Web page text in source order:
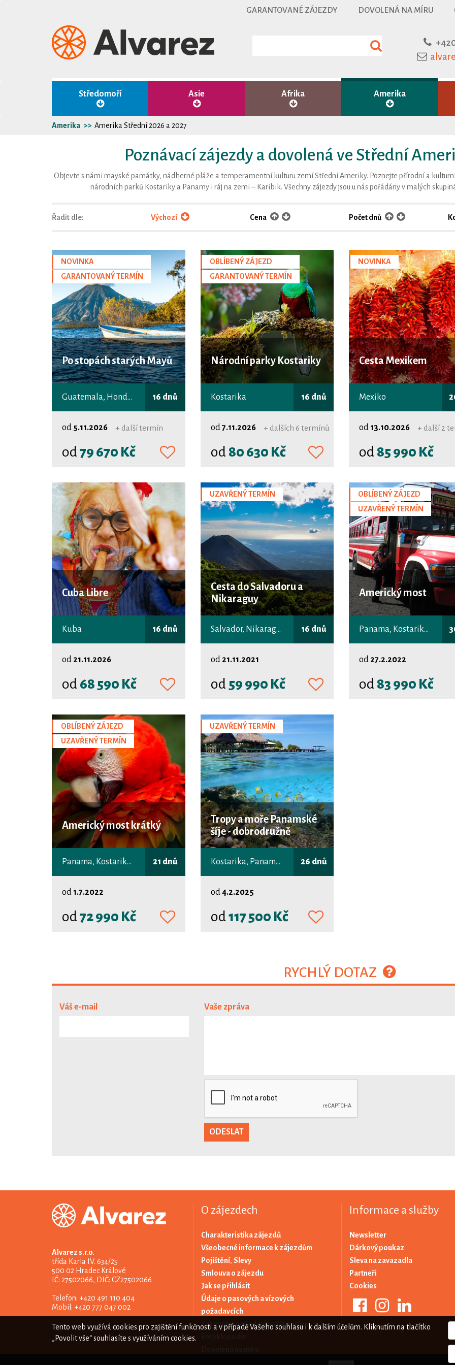
Tento web využívá cookies pro zajištění funkčnosti a v případě Vašeho souhlasu i k dalším účelům. Kliknutím na tlačítko
„Povolit vše“ souhlasíte s využíváním cookies.
GARANTOVANÉ ZÁJEZDY DOVOLENÁ NA MÍRU
Středomoří Asie Afrika Amerika
Amerika Amerika Střední 2026 a 2027
Poznávací zájezdy a dovolená ve Střední
Objevte s námi mayské památky, nádherné pláže a temperamentní kulturu zemí Střední Ameriky. Poznejte přírodní a
národních parků Kostariky a Panamy i ráj na zemi – Karibik. Všechny zájezdy jsou u nás pořádány v malých
Řadit dle: Výchozí Cena Počet dnů
NOVINKA
GARANTOVANÝ TERMÍN
Po stopách starých Mayů
Guatemala, Honduras 16 dnů
od 5.11.2026 + další termín
od79 670 Kč
OBLÍBENÝ ZÁJEZD
GARANTOVANÝ TERMÍN
Národní parky Kostariky
Kostarika 16 dnů
od 7.11.2026 + dalších 6 termínů
od 80 630 Kč
NOVINKA
Cesta Mexikem
Mexiko
od 13.10.2026 + další 2
od 85 990 Kč
Cuba Libre
Kuba 16 dnů
od 21.11.2026
od 68 590 Kč
UZAVŘENÝ TERMÍN
Cesta do Salvadoru a
Nikaraguy
Salvador, Nikaragua 16 dnů
od 21.11.2021
od59 990 Kč
OBLÍBENÝ ZÁJEZD
UZAVŘENÝ TERMÍN
Americký most
Panama, Kostarika, Nikaragua, Honduras, Guatemala
od 27.2.2022
od 83 990 Kč
OBLÍBENÝ ZÁJEZD
UZAVŘENÝ TERMÍN
Americký most krátký
Panama, Kostarika, Nikaragua 21 dnů
od 1.7.2022
od72 990 Kč
UZAVŘENÝ TERMÍN
Tropy a moře Panamské
šíje - dobrodružně
Kostarika, Panama, Kolumbie 26 dnů
od 4.2.2025
od117 500 Kč
RYCHLÝ DOTAZ
Váš e-mail Vaše zpráva
Alvarez s.r.o.
třída Karla IV. 634/25
500 02 Hradec Králové
IČ: 27502066, DIČ: CZ27502066
Telefon: +420 491 110 404
Mobil: +420 777 047 002
O zájezdech
Charakteristika zájezdů
Všeobecné informace k zájezdům
Pojištění, Slevy
Smlouva o zájezdu
Jak se přihlásit
Údaje o pasových a vízových
požadavcích
Zdravotní požadavky státu určení
Informace a služby
Newsletter
Dárkový poukaz
Sleva na zavazadla
Partneři
Cookies